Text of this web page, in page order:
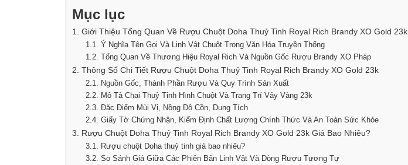
Mục lục
1. Giới Thiệu Tổng Quan Về Rượu Chuột Doha Thuỷ Tinh Royal Rich Brandy XO Gold 23k
1.1. Ý Nghĩa Tên Gọi Và Linh Vật Chuột Trong Văn Hóa Truyền Thống
1.2. Tổng Quan Về Thương Hiệu Royal Rich Và Nguồn Gốc Rượu Brandy XO Pháp
2. Thông Số Chi Tiết Rượu Chuột Doha Thuỷ Tinh Royal Rich Brandy XO Gold 23k
2.1. Nguồn Gốc, Thành Phần Rượu Và Quy Trình Sản Xuất
2.2. Mô Tả Chai Thuỷ Tinh Hình Chuột Và Trang Trí Vảy Vàng 23k
2.3. Đặc Điểm Mùi Vị, Nồng Độ Cồn, Dung Tích
2.4. Giấy Tờ Chứng Nhận, Kiểm Định Chất Lượng Chính Thức Và An Toàn Sức Khỏe
3. Rượu Chuột Doha Thuỷ Tinh Royal Rich Brandy XO Gold 23k Giá Bao Nhiêu?
3.1. Rượu chuột Doha thuỷ tinh giá bao nhiêu?
3.2. So Sánh Giá Giữa Các Phiên Bản Linh Vật Và Dòng Rượu Tương Tự